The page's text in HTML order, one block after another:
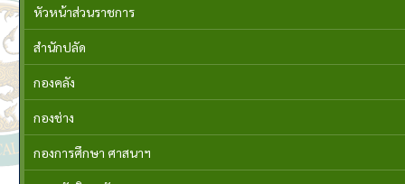
หัวหน้าส่วนราชการ
สำนักปลัด
กองคลัง
กองช่าง
กองการศึกษา ศาสนาฯ